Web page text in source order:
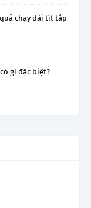
chạy dài tít tắp
gì đặc biệt?